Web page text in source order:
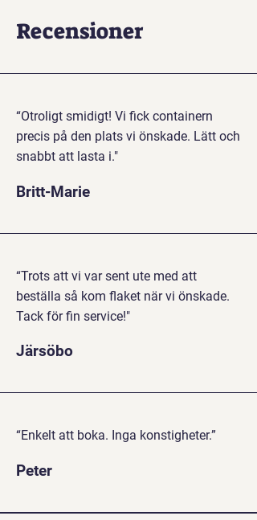
Recensioner
“Otroligt smidigt! Vi fick containern
precis på den plats vi önskade. Lätt och
snabbt att lasta i."
Britt-Marie
“Trots att vi var sent ute med att
beställa så kom flaket när vi önskade.
Tack för fin service!"
Järsöbo
“Enkelt att boka. Inga konstigheter.”
Peter